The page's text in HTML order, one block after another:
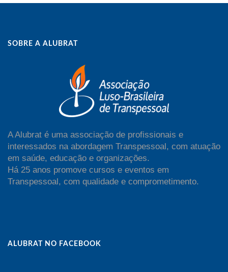
SOBRE A ALUBRAT
A Alubrat é uma associação de profissionais e
interessados na abordagem Transpessoal, com atuação
em saúde, educação e organizações.
Há 25 anos promove cursos e eventos em
Transpessoal, com qualidade e comprometimento.
ALUBRAT NO FACEBOOK